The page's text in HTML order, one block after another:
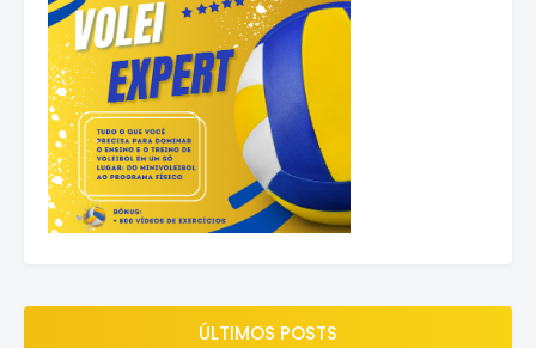
ÚLTIMOS POSTS